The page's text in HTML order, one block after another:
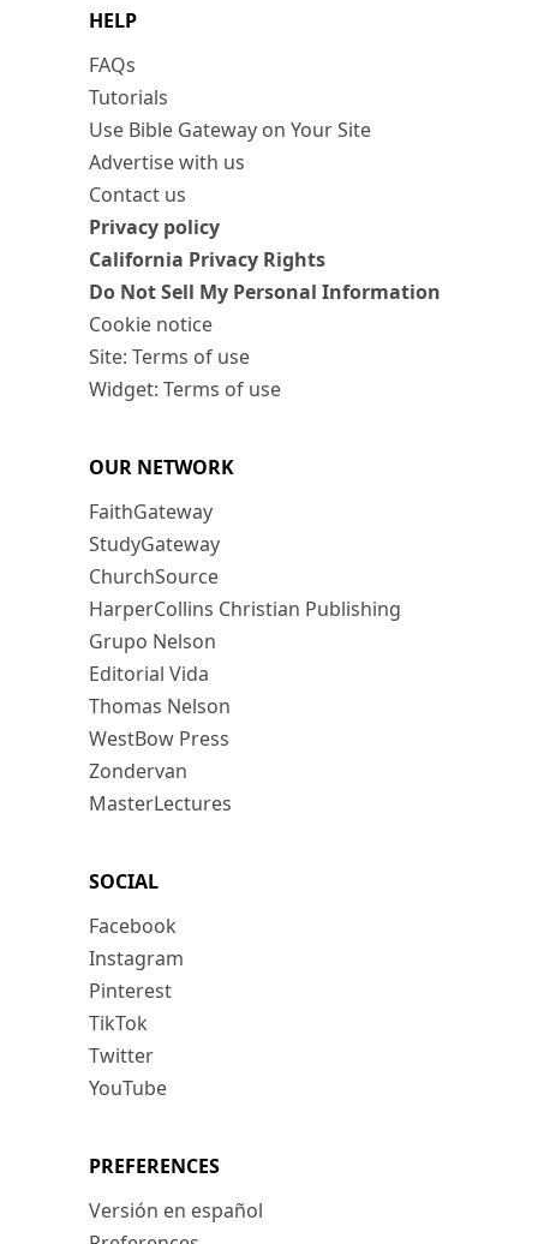
HELP
FAQs
Tutorials
Use Bible Gateway on Your Site
Advertise with us
Contact us
Privacy policy
California Privacy Rights
Do Not Sell My Personal Information
Cookie notice
Site: Terms of use
Widget: Terms of use
OUR NETWORK
FaithGateway
StudyGateway
ChurchSource
HarperCollins Christian Publishing
Grupo Nelson
Editorial Vida
Thomas Nelson
WestBow Press
Zondervan
MasterLectures
SOCIAL
Facebook
Instagram
Pinterest
TikTok
Twitter
YouTube
PREFERENCES
Versión en español